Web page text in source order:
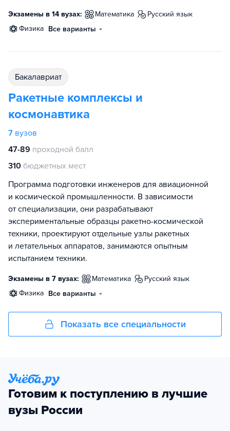
Экзамены в 14 вузах: математика
русский язык
физика Все варианты
бакалавриат
Ракетные комплексы и
космонавтика
7 вузов
47-89 проходной балл
310 бюджетных мест
Программа подготовки инженеров для авиационной
и космической промышленности. В зависимости
от специализации, они разрабатывают
экспериментальные образцы ракетно-космической
техники, проектируют отдельные узлы ракетных
и летательных аппаратов, занимаются опытным
испытанием техники.
Экзамены в 7 вузах: математика
русский язык
физика Все варианты
Показать все специальности
Готовим к поступлению в лучшие
вузы России